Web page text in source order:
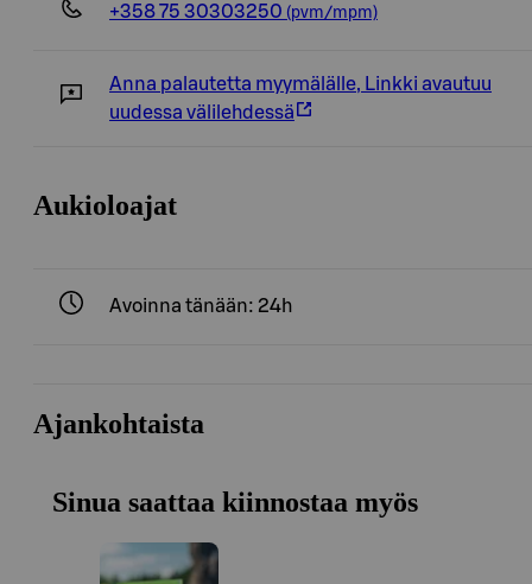
+358 75 30303250 (pvm/mpm)
Anna palautetta myymälälle, Linkki avautuu
uudessa välilehdessä
Aukioloajat
Avoinna tänään: 24h
Ajankohtaista
Sinua saattaa kiinnostaa myös